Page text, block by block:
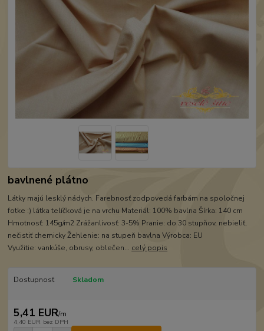
bavlnené plátno
Látky majú lesklý nádych. Farebnosť zodpovedá farbám na spoločnej
fotke :) látka telíčková je na vrchu Materiál: 100% bavlna Šírka: 140 cm
Hmotnosť: 145g/m2 Zrážanlivosť: 3-5% Pranie: do 30 stupňov, nebieliť,
nečistiť chemicky Žehlenie: na stupeň bavlna Výrobca: EU
Využitie: vankúše, obrusy, oblečen... celý popis
Dostupnosť Skladom
5,41 EUR/m
4,40 EUR bez DPH